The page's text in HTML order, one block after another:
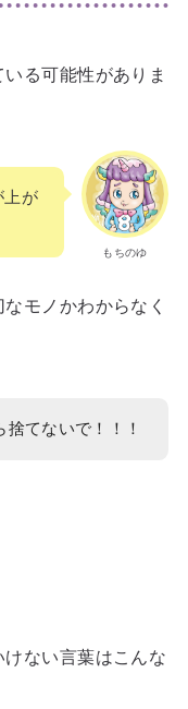
る可能性がありま
もちのゆ
上が
モノかわからなく
てないで！！！
ない言葉はこんな